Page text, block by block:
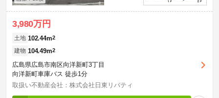
3,980万円
土地 102.44m2
建物 104.49m2
広島県広島市南区向洋新町3丁目
向洋新町車庫バス 徒歩1分
取扱い不動産会社：株式会社日東リバティ